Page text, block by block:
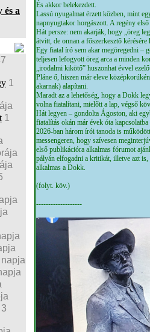
és a
1
1
napja
3
És akkor belekezdett.
Lassú nyugalmat érzett közben, mint
napnyugtakor horgászott. A regény
Hát persze: nem akarják, hogy „öreg
átvitt, de onnan a főszerkesztő
Egy fiatal író sem akar megöregedni –
teljesen lefogyott öreg arca a minden
„irodalmi kikötő” huszonhat évvel
Pláne ő, hiszen már eleve
akarnak) alapítani.
Maradt az a lehetőség, hogy a Dokk
volna fiatalítani, mielőtt a lap, végső
Hát legyen – gondolta Ágoston, aki
fiatalítás okán már évek óta
2026-ban három írói tanoda is
messengeren, hogy szívesen
első publikációra alkalmas fórumot
pályán elfogadni a kritikát, illetve azt
alkalmas a Dokk.
(folyt. köv.)
-------------------